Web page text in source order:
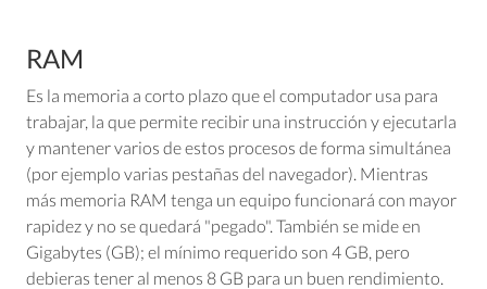
RAM
Es la memoria a corto plazo que el computador usa para
trabajar, la que permite recibir una instrucción y ejecutarla
y mantener varios de estos procesos de forma simultánea
(por ejemplo varias pestañas del navegador). Mientras
más memoria RAM tenga un equipo funcionará con mayor
rapidez y no se quedará "pegado". También se mide en
Gigabytes (GB); el mínimo requerido son 4 GB, pero
debieras tener al menos 8 GB para un buen rendimiento.